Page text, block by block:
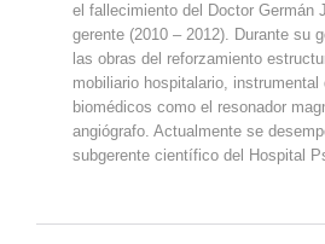
el fallecimiento del Doctor Germán
gerente (2010 – 2012). Durante su
las obras del reforzamiento
mobiliario hospitalario, instrumental
biomédicos como el resonador
angiógrafo. Actualmente se
subgerente científico del Hospital